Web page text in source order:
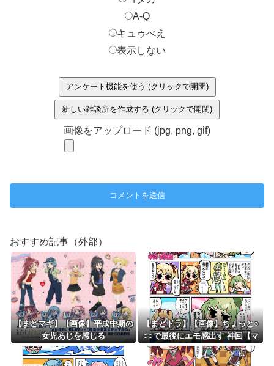
A-Q
キュゥべえ
表示しない
アンケート機能を使う (クリックで開閉)
新しい雑談所を作成する (クリックで開閉)
画像をアップロード (jpg, png, gif)
おすすめ記事（外部）
【まどマギ】【画像】平成中期の
女児あじを感じる
【まどドラ】【画像】ちょっと○
○○で最後にエモ感出す 神回【マ
ギア☆エトセトラ 第94話】